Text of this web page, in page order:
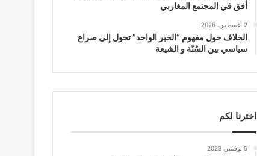
أفق في المجتمع المغاربي
2 أغسطس، 2026
الخلاف حول مفهوم “الخبر الواحد” تحول إلى صراع
سياسي بين السُنّة و الشيعة
اخترنا لكم
5 نوفمبر، 2023